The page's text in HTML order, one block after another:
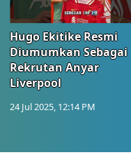
Hugo Ekitike Resmi
Diumumkan Sebagai
Rekrutan Anyar
Liverpool
24 Jul 2025, 12:14 PM